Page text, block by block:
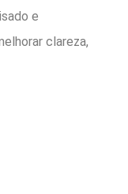
e
clareza,